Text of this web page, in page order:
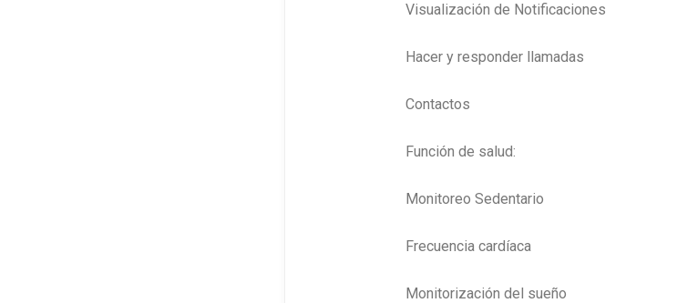
Visualización de Notificaciones
Hacer y responder llamadas
Contactos
Función de salud:
Monitoreo Sedentario
Frecuencia cardíaca
Monitorización del sueño